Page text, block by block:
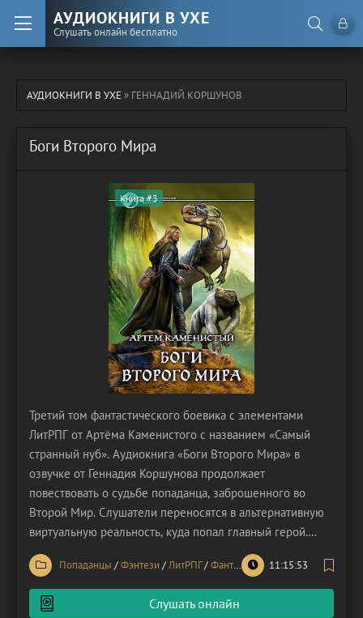
АУДИОКНИГИ В УХЕ
Слушать онлайн бесплатно
АУДИОКНИГИ В УХЕ» ГЕННАДИЙ КОРШУНОВ
Боги Второго Мира
Книга #3
Третий том фантастического боевика с элементами
ЛитРПГ от Артёма Каменистого с названием «Самый
странный нуб». Аудиокнига «Боги Второго Мира» в
озвучке от Геннадия Коршунова продолжает
повествовать о судьбе попаданца, заброшенного во
Второй Мир. Слушатели переносятся в альтернативную
виртуальную реальность, куда попал главный герой.
Здесь нет каких-то очень строгих правил, которым
необходимо следовать. В этом мире даже нет четких
граней, границы проницаемы. Такие условия
обеспечивают всем
Попаданцы /Фэнтези /ЛитРПГ/Фантастика 11:15:53
Слушать онлайн